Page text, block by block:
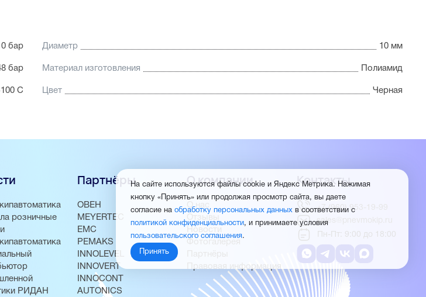
бар Диаметр 10 мм
бар Материал изготовления Полиамид
С Цвет Черная
розничные
РИДАН
Партнёры
ОВЕН
MEYERTEC
EMC
PEMAKS
INNOLEVEL
INNOVERT
INNOCONT
AUTONICS
О компании
О нас
Отзывы
Новости
Фотогалерея
Партнёры
Правовая информация
Контакты
+7 (960) 953-19-99
sales@pnevmokip.ru
Пн-Пт: 9:00 до 18:00
На сайте используются файлы cookie и Яндекс Метрика. Нажимая
кнопку «Принять» или продолжая просмотр сайта, вы даете
согласие на обработку персональных данных в соответствии с
политикой конфиденциальности, и принимаете условия
пользовательского соглашения .
Принять